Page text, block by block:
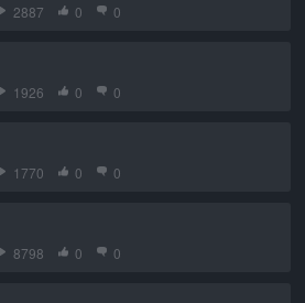
2887 0 0
1926 0 0
1770 0 0
8798 0 0